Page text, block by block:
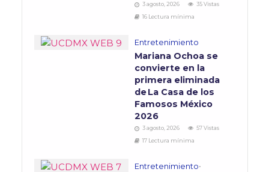
3 agosto, 2026
35 Vistas
16 Lectura mínima
Entretenimiento
Mariana Ochoa se
convierte en la
primera eliminada
de La Casa de los
Famosos México
2026
3 agosto, 2026
57 Vistas
17 Lectura mínima
Entretenimiento•